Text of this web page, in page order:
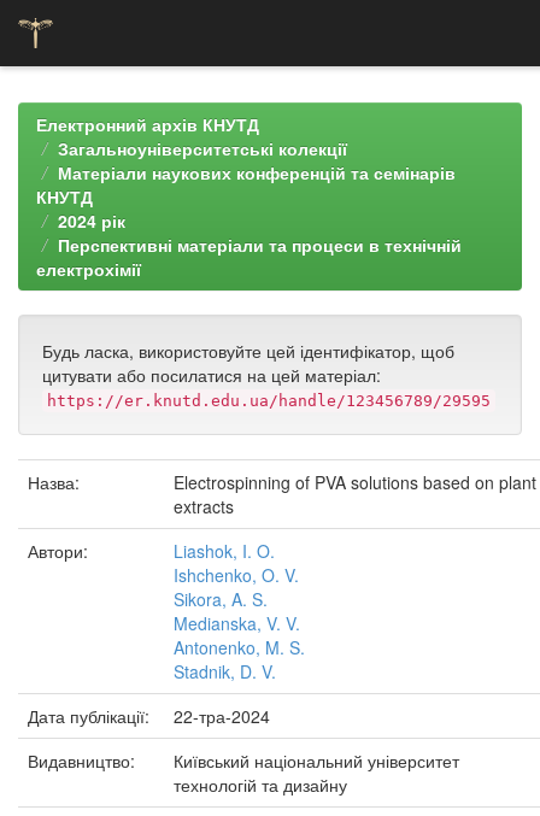
navigationЕлектронний архів КНУТД
Загальноуніверситетські колекції
Матеріали наукових конференцій та семінарів
КНУТД
2024 рік
Перспективні матеріали та процеси в технічній
електрохімії
Будь ласка, використовуйте цей ідентифікатор, щоб
цитувати або посилатися на цей матеріал:
https://er.knutd.edu.ua/handle/123456789/29595
Назва:
Electrospinning of PVA solutions based on plant
extracts
Автори:
Liashok, I. O.
Ishchenko, O. V.
Sikora, A. S.
Medianska, V. V.
Antonenko, M. S.
Stadnik, D. V.
Дата публікації:
22-тра-2024
Видавництво:
Київський національний університет
технологій та дизайну